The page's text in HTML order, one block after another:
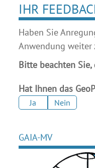
IHR
Haben Sie
Anwendung weiter
Bitte beachten
Hat Ihnen das
Ja Nein
GAIA-MV